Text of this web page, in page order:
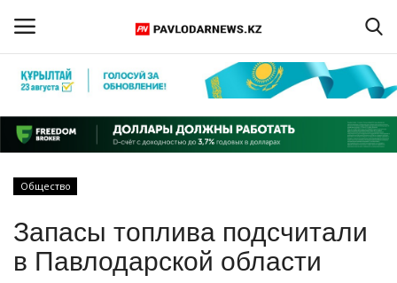
Регистрация
Главная
ПАВЛОДАРСКАЯ ОБЛАСТЬ
Общество
Запасы топлива подсчитали
в Павлодарской области